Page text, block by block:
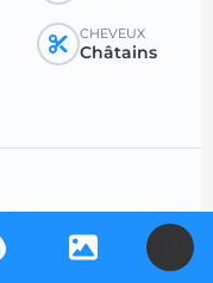
CHEVEUX
Châtains